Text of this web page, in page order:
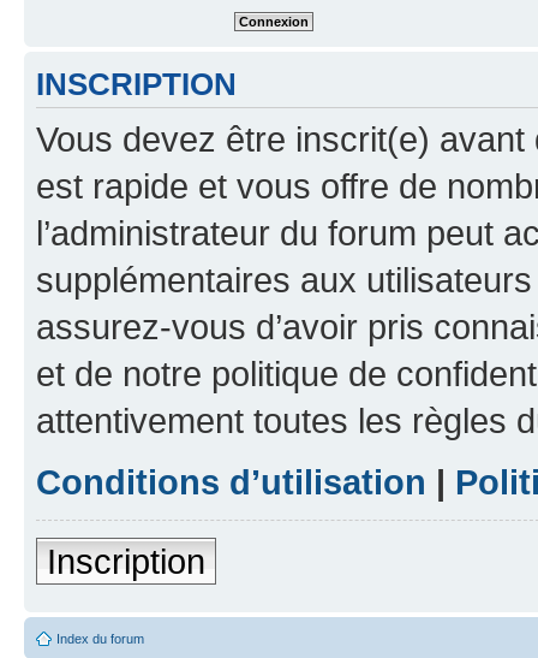
INSCRIPTION
Vous devez être inscrit(e) avant
est rapide et vous offre de
l’administrateur du forum peut
supplémentaires aux
assurez-vous d’avoir pris
et de notre politique de
attentivement toutes les règles
Conditions d’utilisation |
Inscription
Index du forum